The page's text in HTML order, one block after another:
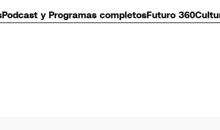
Podcast y Programas completosFuturo 360